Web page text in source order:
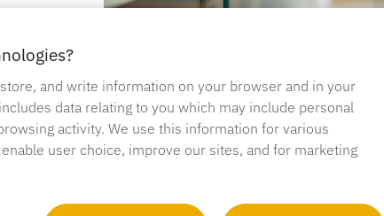
and write information on your browser and in your
data relating to you which may include personal
activity. We use this information for various
user choice, improve our sites, and for marketing